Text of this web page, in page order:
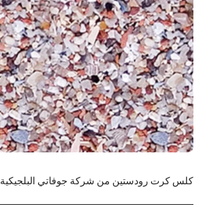
كلس كرت رودستين من شركة جوفاتي البلجيكية